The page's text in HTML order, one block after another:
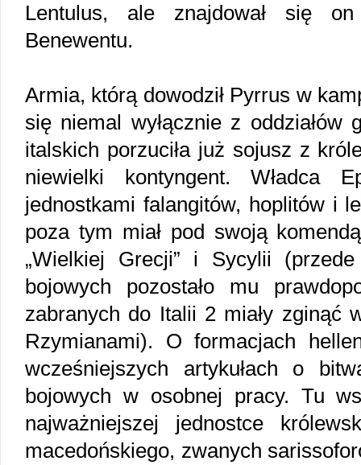
Lentulus, ale znajdował się
Benewentu.
Armia, którą dowodził Pyrrus w
się niemal wyłącznie z oddziałów
italskich porzuciła już sojusz z
niewielki kontyngent. Władca
jednostkami falangitów, hoplitów i
poza tym miał pod swoją
„Wielkiej Grecji” i Sycylii
bojowych pozostało mu
zabranych do Italii 2 miały zginąć
Rzymianami). O formacjach
wcześniejszych artykułach o
bojowych w osobnej pracy. Tu
najważniejszej jednostce
macedońskiego, zwanych